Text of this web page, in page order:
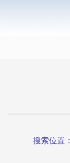
搜索位置：